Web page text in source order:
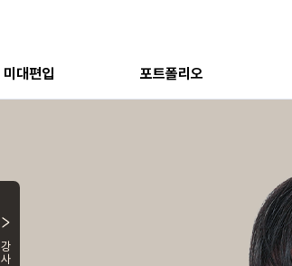
미대편입 포트폴리오